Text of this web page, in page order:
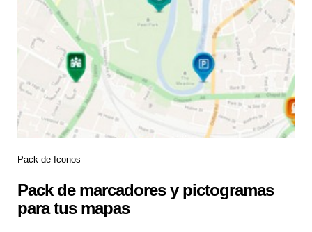
Pack de Iconos
Pack de marcadores y pictogramas
para tus mapas